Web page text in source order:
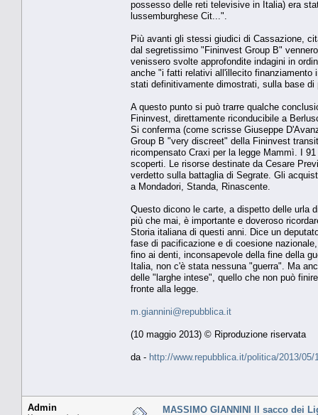
possesso delle reti televisive in Italia) era
lussemburghese Cit...".
Più avanti gli stessi giudici di Cassazione,
dal segretissimo "Fininvest Group B"
venissero svolte approfondite indagini in
anche "i fatti relativi all'illecito finanziamento
stati definitivamente dimostrati, sulla base
A questo punto si può trarre qualche
Fininvest, direttamente riconducibile a
Si conferma (come scrisse Giuseppe
Group B "very discreet" della Fininvest
ricompensato Craxi per la legge Mammì. I
scoperti. Le risorse destinate da Cesare
verdetto sulla battaglia di Segrate. Gli
a Mondadori, Standa, Rinascente.
Questo dicono le carte, a dispetto delle urla
più che mai, è importante e doveroso
Storia italiana di questi anni. Dice un
fase di pacificazione e di coesione
fino ai denti, inconsapevole della fine della
Italia, non c'è stata nessuna "guerra". Ma
delle "larghe intese", quello che non può
fronte alla legge.
m.giannini@repubblica.it
(10 maggio 2013) © Riproduzione riservata
da - http://www.repubblica.it/politica/2013/
Admin MASSIMO GIANNINI Il sacco dei